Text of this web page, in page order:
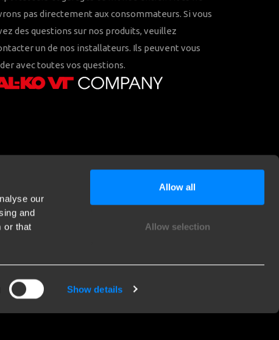
our
and
or that
Show details
Allow all
Allow selection
pas directement aux consommateurs. Si vous
des questions sur nos produits, veuillez
un de nos installateurs. Ils peuvent vous
avec toutes vos questions.